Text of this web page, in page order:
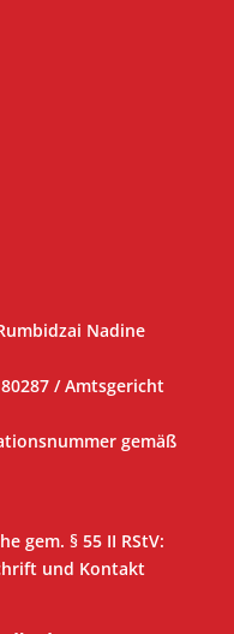
Nadine
/ Amtsgericht
gemäß
gem. § 55 II RStV:
und Kontakt